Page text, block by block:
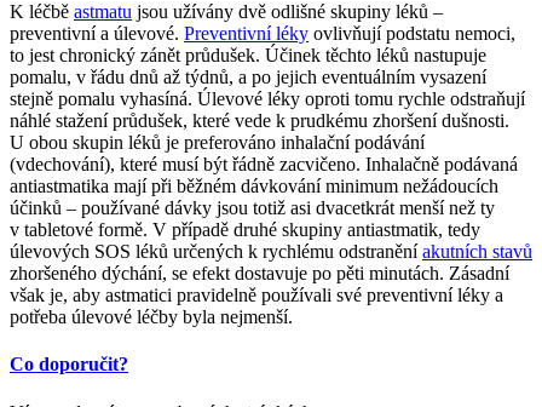
K léčbě astmatu jsou užívány dvě odlišné skupiny léků –
preventivní a úlevové. Preventivní léky ovlivňují podstatu nemoci,
to jest chronický zánět průdušek. Účinek těchto léků nastupuje
pomalu, v řádu dnů až týdnů, a po jejich eventuálním vysazení
stejně pomalu vyhasíná. Úlevové léky oproti tomu rychle odstraňují
náhlé stažení průdušek, které vede k prudkému zhoršení dušnosti.
U obou skupin léků je preferováno inhalační podávání
(vdechování), které musí být řádně zacvičeno. Inhalačně podávaná
antiastmatika mají při běžném dávkování minimum nežádoucích
účinků – používané dávky jsou totiž asi dvacetkrát menší než ty
v tabletové formě. V případě druhé skupiny antiastmatik, tedy
úlevových SOS léků určených k rychlému odstraněníakutních stavů
zhoršeného dýchání, se efekt dostavuje po pěti minutách. Zásadní
však je, aby astmatici pravidelně používali své preventivní léky a
potřeba úlevové léčby byla nejmenší.
Co doporučit?